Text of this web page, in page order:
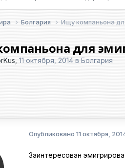
Болгария Ищу компаньона
для
11 октября, 2014 в Болгария
Опубликовано 11 октября,
Заинтересован